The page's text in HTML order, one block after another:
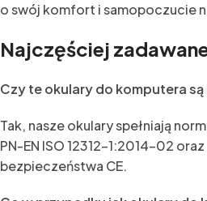
o swój komfort i samopoczucie
Najczęściej
Czy te okulary do komputera
Tak, nasze okulary spełniają
PN-EN ISO 12312-1:2014-02
bezpieczeństwa CE.